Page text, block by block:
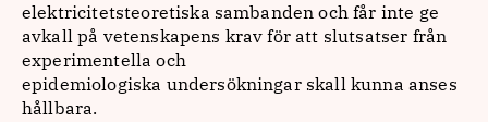
elektricitetsteoretiska sambanden och får inte ge
avkall på vetenskapens krav för att slutsatser från
experimentella och
epidemiologiska undersökningar skall kunna anses
hållbara.